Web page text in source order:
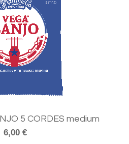
5 CORDES medium
6,00 €